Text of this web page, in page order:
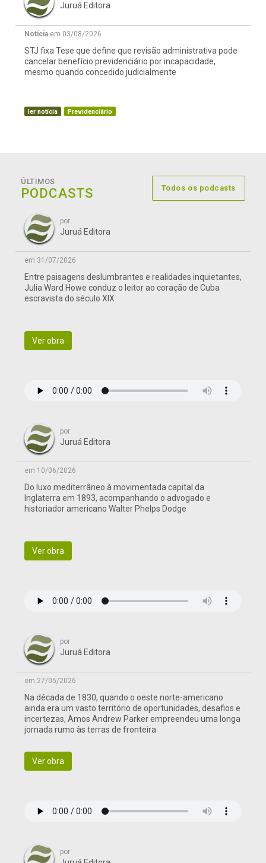
Juruá Editora
Notícia em 03/08/2026
STJ fixa Tese que define que revisão administrativa pode
cancelar benefício previdenciário por incapacidade,
mesmo quando concedido judicialmente
ler notícia Previdenciário
ÚLTIMOS
PODCASTS Todos os podcasts
por:
Juruá Editora
em 31/07/2026
Entre paisagens deslumbrantes e realidades inquietantes,
Julia Ward Howe conduz o leitor ao coração de Cuba
escravista do século XIX
Ver obra
por:
Juruá Editora
em 10/06/2026
Do luxo mediterrâneo à movimentada capital da
Inglaterra em 1893, acompanhando o advogado e
historiador americano Walter Phelps Dodge
Ver obra
por:
Juruá Editora
em 27/05/2026
Na década de 1830, quando o oeste norte-americano
ainda era um vasto território de oportunidades, desafios e
incertezas, Amos Andrew Parker empreendeu uma longa
jornada rumo às terras de fronteira
Ver obra
por: